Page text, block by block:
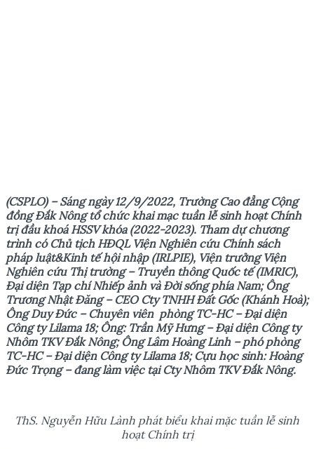
(CSPLO) – Sáng ngày 12/9/2022, Trường Caođẳng Cộng
đồng Đắk Nông tổchức khai mạc tuần lễ sinh hoạt Chính
trị đầu khoá HSSV khóa (2022-2023). Tham dự chương
trình có Chủ tịch HĐQL Viện Nghiên cứu Chính sách
pháp luật&Kinh tế hội nhập (IRLPIE), Viện trưởng Viện
Nghiêncứu Thị trường – Truyền thông Quốc tế (IMRIC),
Đại diện Tạp chí Nhiếp ảnh và Đời sống phía Nam; Ông
Trương Nhật Đăng – CEO Cty TNHH Đất Gốc (Khánh Hoà);
Ông Duy Đức – Chuyên viên phòng TC-HC – Đại diện
Công ty Lilama 18; Ông: Trần Mỹ Hưng – Đại diện Công ty
Nhôm TKV Đắk Nông; Ông Lâm Hoàng Linh – phó phòng
TC-HC – Đại diện Công ty Lilama 18; Cựu học sinh: Hoàng
Đức Trọng – đang làm việc tại Cty Nhôm TKV Đắk Nông.
ThS. Nguyễn Hữu Lành phát biểu khai mặc tuần lễ sinh
hoạt Chính trị